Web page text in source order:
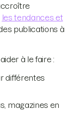
les tendances et
publications à
à le faire :
différentes
magazines en